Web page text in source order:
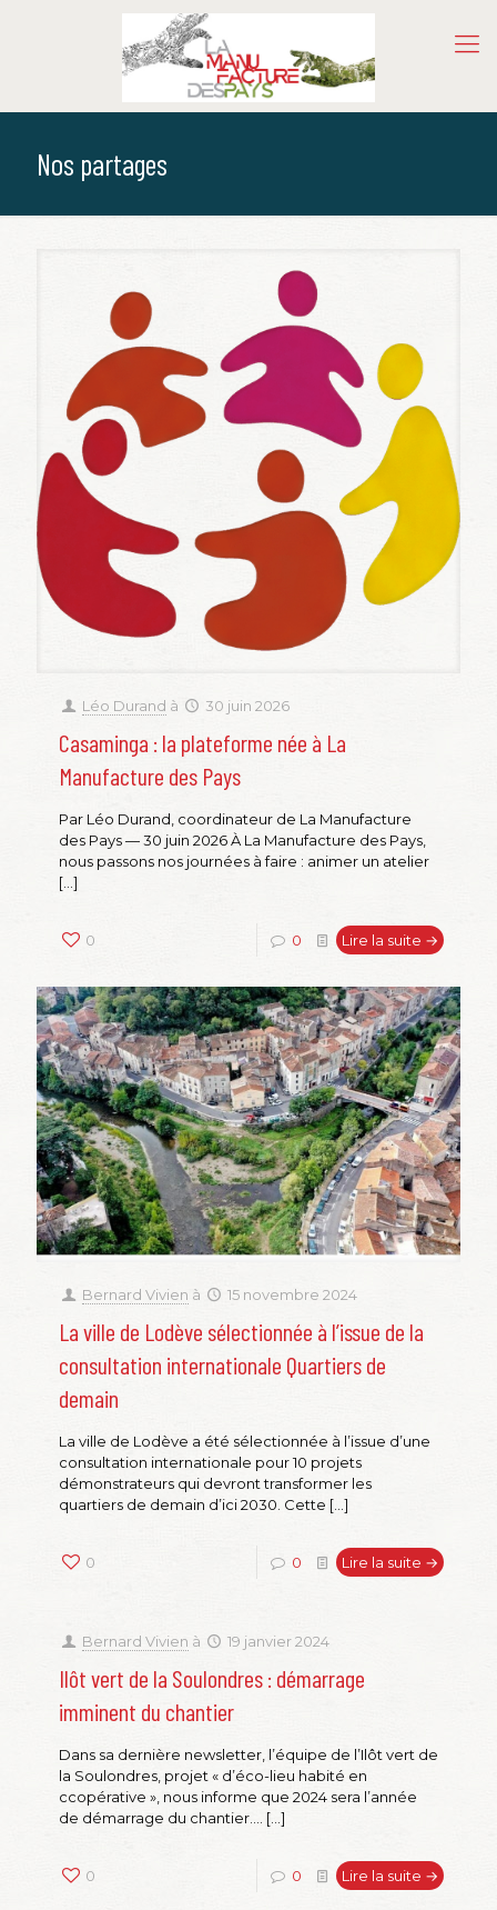
Nos partages
Léo Durand à 30 juin 2026
Casaminga : la plateforme née à La
Manufacture des Pays
Par Léo Durand, coordinateur de La Manufacture
des Pays — 30 juin 2026 À La Manufacture des Pays,
nous passons nos journées à faire : animer un atelier
[…]
0 0 Lire la suite →
Bernard Vivien à 15 novembre 2024
La ville de Lodève sélectionnée à l’issue de la
consultation internationale Quartiers de
demain
La ville de Lodève a été sélectionnée à l’issue d’une
consultation internationale pour 10 projets
démonstrateurs qui devront transformer les
quartiers de demain d’ici 2030. Cette […]
0 0 Lire la suite →
Bernard Vivien à 19 janvier 2024
Ilôt vert de la Soulondres : démarrage
imminent du chantier
Dans sa dernière newsletter, l’équipe de l’Ilôt vert de
la Soulondres, projet « d’éco-lieu habité en
ccopérative », nous informe que 2024 sera l’année
de démarrage du chantier….
[…]
0 0 Lire la suite →